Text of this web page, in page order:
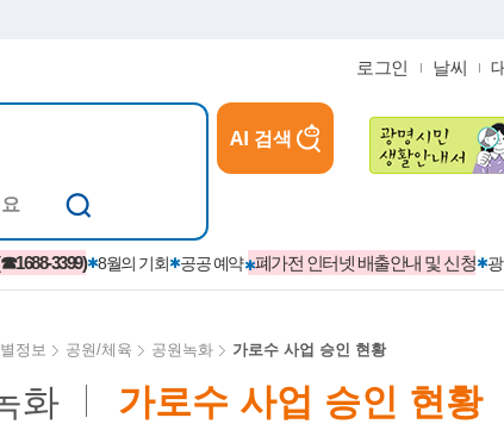
로그인 날씨
AI 검색
3399) 8월의 기회 공공 예약 폐가전 인터넷 배출안내 및 신청
/카카오톡플러스친구
시정자료실
참여
정제도
설치현황
지역경제활성화/교육/일자리
보
(재)경기도민회장학회
정보 공원/체육 공원녹화 가로수 사업 승인 현황
화 가로수 사업 승인 현황